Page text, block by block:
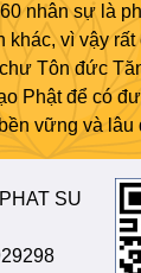
nhân sự là
khác, vì vậy
Tôn đức
Phật để có
vững và lâu
SU